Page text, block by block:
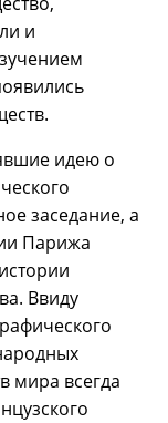
и
идею о
заседание, а
Парижа
Ввиду
мира всегда